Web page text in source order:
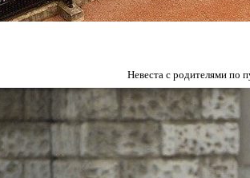
Невеста с родителями по